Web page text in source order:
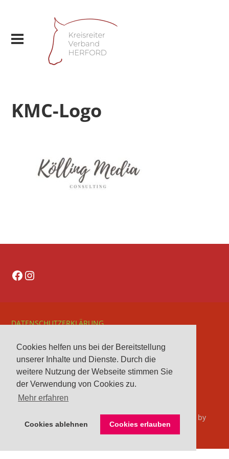
Cookies helfen uns bei der Bereitstellung
unserer Inhalte und Dienste. Durch die
weitere Nutzung der Webseite stimmen Sie
der Verwendung von Cookies zu.
Mehr erfahren
Cookies ablehnen Cookies erlauben
KMC-Logo
Facebook
Instagram
DATENSCHUTZERKLÄRUNG
VORSTAND
© 2026 Kreisreiterverband Herford e. V.. Bento theme by
Satori